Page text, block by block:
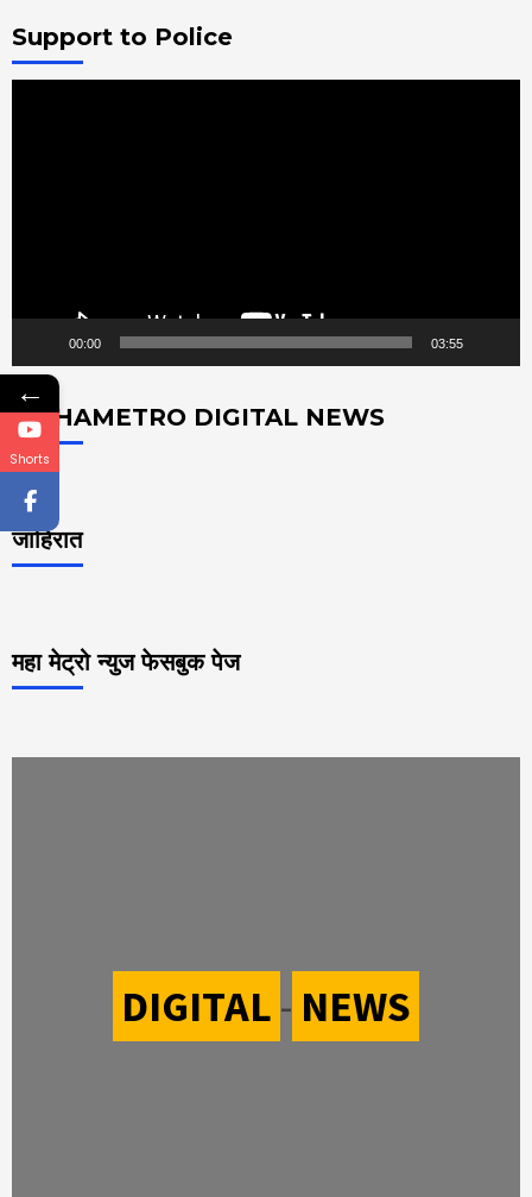
Support to Police
00:00 03:55
MAHAMETRO DIGITAL NEWS
जाहिरात
महा मेट्रो न्युज फेसबुक पेज
DIGITAL - NEWS
←
Shorts